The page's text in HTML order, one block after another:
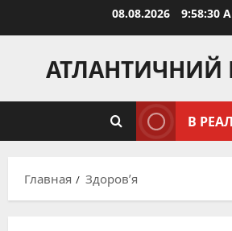
08.08.2026 9:58:32
АТЛАНТИЧНИЙ
В
Главная Здоров’я